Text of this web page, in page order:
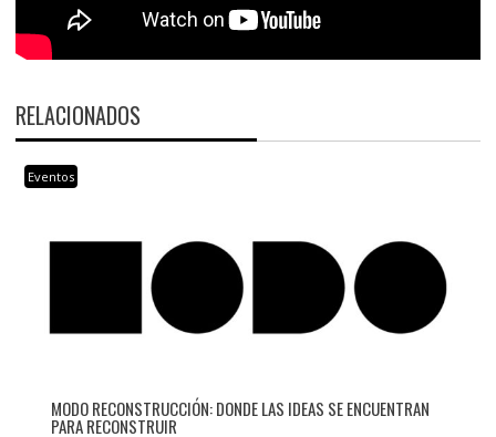
RELACIONADOS
Eventos
MODO RECONSTRUCCIÓN: DONDE LAS IDEAS SE ENCUENTRAN
PARA RECONSTRUIR